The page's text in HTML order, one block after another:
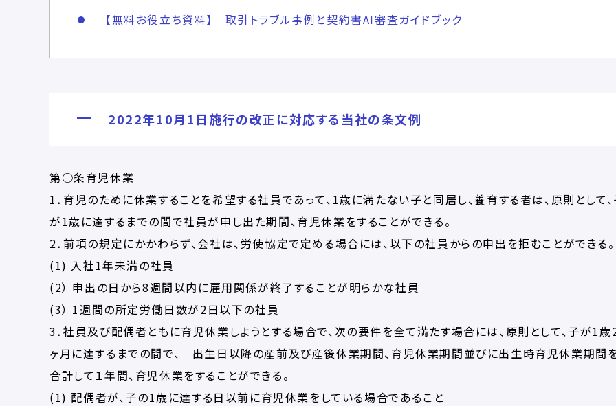
【無料お役立ち資料】 取引トラブル事例と契約書AI審査ガイドブック
2022年10月1日施行の改正に対応する当社の条文例
第○条育児休業
1．育児のために休業することを希望する社員であって、1歳に満たない子と同居し、養育する者は、原則として
が1歳に達するまでの間で社員が申し出た期間、育児休業をすることができる。
2．前項の規定にかかわらず、会社は、労使協定で定める場合には、以下の社員からの申出を拒むことができる。
(1) 入社1年未満の社員
(2） 申出の日から8週間以内に雇用関係が終了することが明らかな社員
(3） 1週間の所定労働日数が2日以下の社員
3．社員及び配偶者ともに育児休業しようとする場合で、次の要件を全て満たす場合には、原則として、子が1歳
ヶ月に達するまでの間で、 出生日以降の産前及び産後休業期間、育児休業期間並びに出生時育児休業期間
合計して１年間、育児休業をすることができる。
(1) 配偶者が、子の1歳に達する日以前に育児休業をしている場合であること